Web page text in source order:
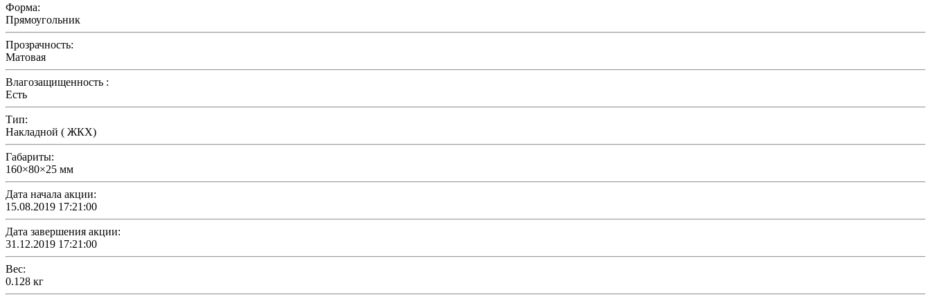
Форма:
Прямоугольник
Прозрачность:
Матовая
Влагозащищенность :
Есть
Тип:
Накладной ( ЖКХ)
Габариты:
160×80×25 мм
Дата начала акции:
15.08.2019 17:21:00
Дата завершения акции:
31.12.2019 17:21:00
Вес:
0.128 кг